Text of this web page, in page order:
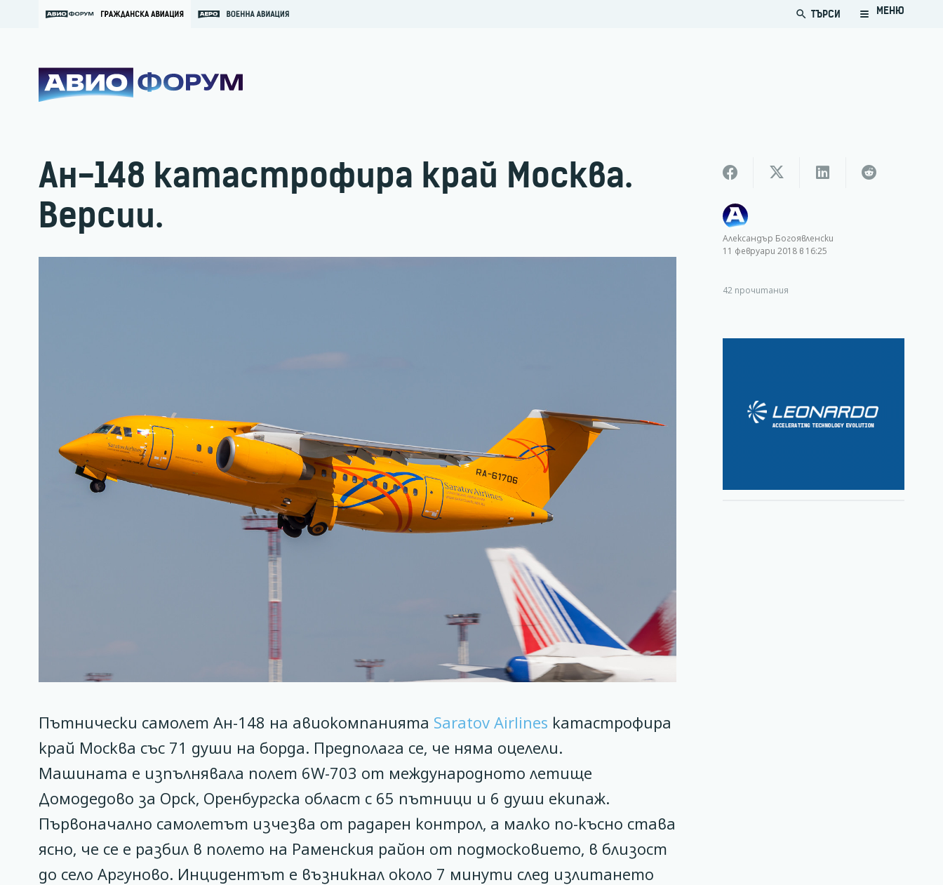
search ТЪРСИ МЕНЮ
Ан-148 катастрофира край Москва.
Версии.
Пътнически самолет Ан-148 на авиокомпанията Saratov Airlines катастрофира
край Москва със 71 души на борда. Предполага се, че няма оцелели.
Машината е изпълнявала полет 6W-703 от международното летище
Домодедово за Орск, Оренбургска област с 65 пътници и 6 души екипаж.
Първоначално самолетът изчезва от радарен контрол, а малко по-късно става
ясно, че се е разбил в полето на Раменския район от подмосковието, в близост
до село Аргуново. Инцидентът е възникнал около 7 минути след излитането
Александър Богоявленски
11 февруари 2018 в 16:25
42 прочитания